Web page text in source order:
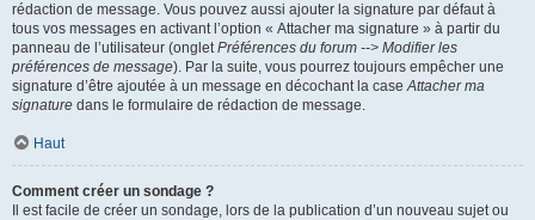
rédaction de message. Vous pouvez aussi ajouter la signature par défaut à
tous vos messages en activant l’option « Attacher ma signature » à partir du
panneau de l’utilisateur (ongletPréférences du forum --> Modifier les
préférences de message). Par la suite, vous pourrez toujours empêcher une
signature d’être ajoutée à un message en décochant la caseAttacher ma
signature dans le formulaire de rédaction de message.
Haut
Comment créer un sondage ?
Il est facile de créer un sondage, lors de la publication d’un nouveau sujet ou